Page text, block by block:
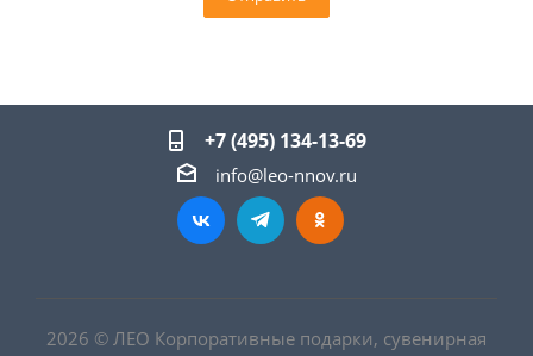
+7 (495) 134-13-69
info@leo-nnov.ru
2026 © ЛЕО Корпоративные подарки, сувенирная